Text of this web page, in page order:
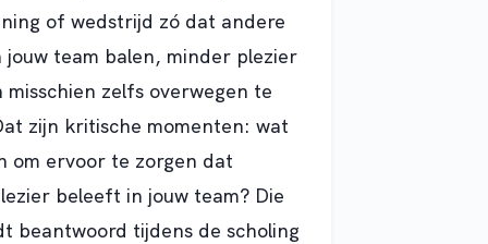
of wedstrijd zó dat andere
team balen, minder plezier
misschien zelfs overwegen te
zijn kritische momenten: wat
om ervoor te zorgen dat
beleeft in jouw team? Die
beantwoord tijdens de scholing